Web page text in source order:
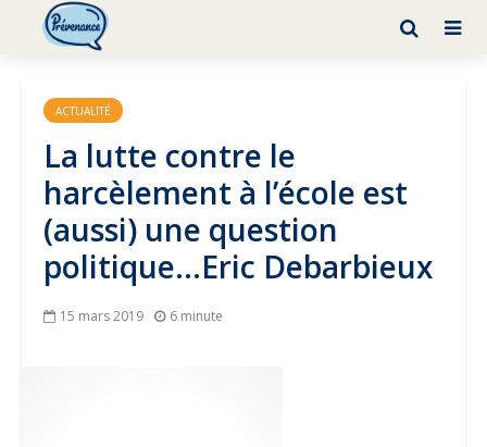
ACTUALITÉ
La lutte contre le
harcèlement à l’école est
(aussi) une question
politique…Eric Debarbieux
15 mars 2019 6 minute